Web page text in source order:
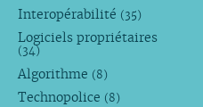
Interopérabilité (35)
Logiciels propriétaires
(34)
Algorithme (8)
Technopolice (8)